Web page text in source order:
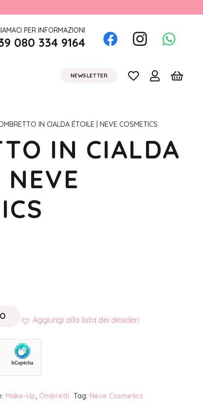
PER INFORMAZIONI
080 334 9164
NEWSLETTER
IN CIALDA ÉTOILE | NEVE COSMETICS
IN CIALDA
NEVE
Aggiungi alla lista dei desideri
Make-Up, Ombretti Tag: Neve Cosmetics